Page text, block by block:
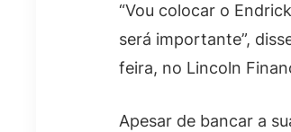
“Vou colocar o
será importante”,
feira, no Lincoln
Apesar de bancar a